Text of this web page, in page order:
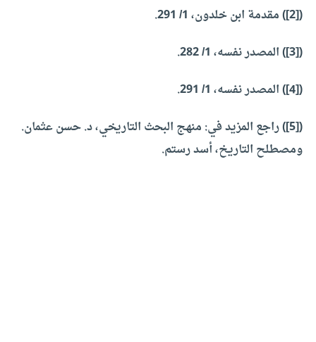
([2]) مقدمة ابن خلدون، 1/ 291.
([3]) المصدر نفسه، 1/ 282.
([4]) المصدر نفسه، 1/ 291.
([5]) راجع المزيد في: منهج البحث التاريخي، د. حسن عثمان.
ومصطلح التاريخ، أسد رستم.